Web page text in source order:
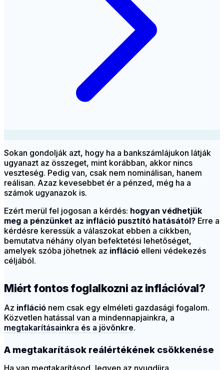
Sokan gondolják azt, hogy ha a bankszámlájukon látják
ugyanazt az összeget, mint korábban, akkor nincs
veszteség. Pedig van, csak nem nominálisan, hanem
reálisan. Azaz kevesebbet ér a pénzed, még ha a
számok ugyanazok is.
Ezért merül fel jogosan a kérdés: hogyan védhetjük
meg a pénzünket az infláció pusztító hatásától? Erre a
kérdésre keressük a válaszokat ebben a cikkben,
bemutatva néhány olyan befektetési lehetőséget,
amelyek szóba jöhetnek az infláció elleni védekezés
céljából.
Miért fontos foglalkozni az inflációval?
Az infláció nem csak egy elméleti gazdasági fogalom.
Közvetlen hatással van a mindennapjainkra, a
megtakarításainkra és a jövőnkre.
A megtakarítások reálértékének csökkenése